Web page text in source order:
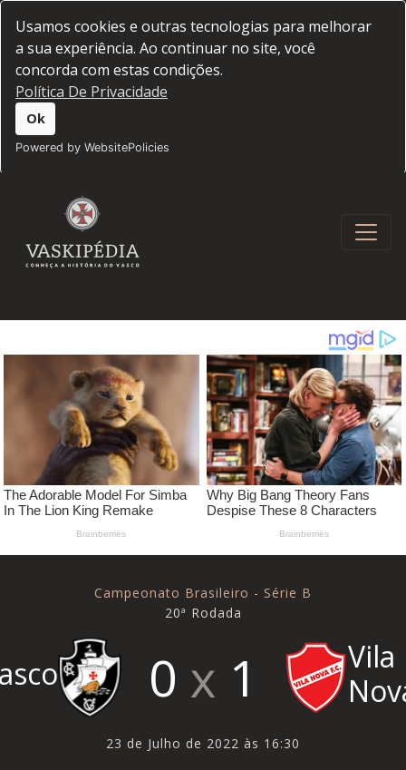
Usamos cookies e outras tecnologias para melhorar
a sua experiência. Ao continuar no site, você
concorda com estas condições.
Política De Privacidade
Ok
Powered by WebsitePolicies
Campeonato Brasileiro - Série B
20ª Rodada
0 1
Vila
23 de Julho de 2022 às 16:30